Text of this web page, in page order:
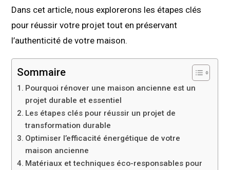
Dans cet article, nous explorerons les étapes clés
pour réussir votre projet tout en préservant
l’authenticité de votre maison.
Sommaire
Pourquoi rénover une maison ancienne est un
projet durable et essentiel
Les étapes clés pour réussir un projet de
transformation durable
Optimiser l’efficacité énergétique de votre
maison ancienne
Matériaux et techniques éco-responsables pour